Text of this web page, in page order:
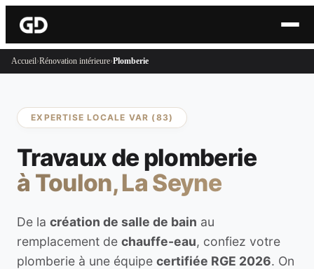
Accueil›Rénovation intérieure›Plomberie
EXPERTISE LOCALE VAR (83)
Travaux de plomberie
à Toulon, La Seyne
De la création de salle de bain au
remplacement de chauffe-eau, confiez votre
plomberie à une équipe certifiée RGE 2026. On